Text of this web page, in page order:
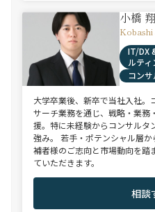
小橋
Kobashi
IT/DX
ルティ
コン
大学卒業後、新卒で当社入社。
サーチ業務を通じ、戦略・業務
援。特に未経験からコンサルタ
強み。 若手・ポテンシャル層
補者様のご志向と市場動向を踏
ていただきます。
相談